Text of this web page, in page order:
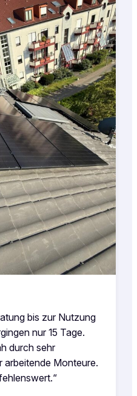
bis zur Nutzung
nur 15 Tage.
durch sehr
arbeitende Monteure.